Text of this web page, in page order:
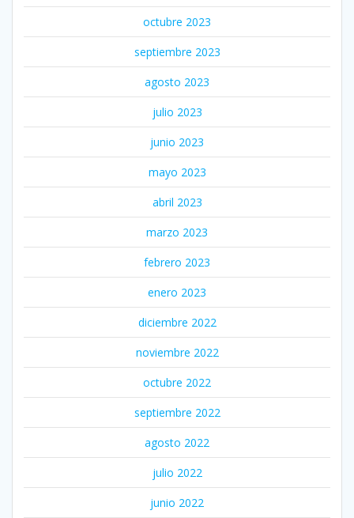
octubre 2023
septiembre 2023
agosto 2023
julio 2023
junio 2023
mayo 2023
abril 2023
marzo 2023
febrero 2023
enero 2023
diciembre 2022
noviembre 2022
octubre 2022
septiembre 2022
agosto 2022
julio 2022
junio 2022